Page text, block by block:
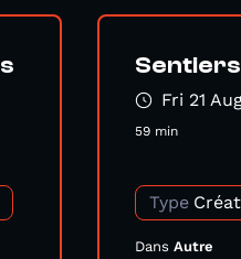
Fri 21
59 min
Type
DansAutre